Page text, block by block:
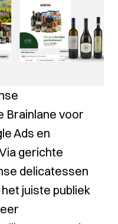
Brainlane voor
Ads en
gerichte
delicatessen
juiste publiek